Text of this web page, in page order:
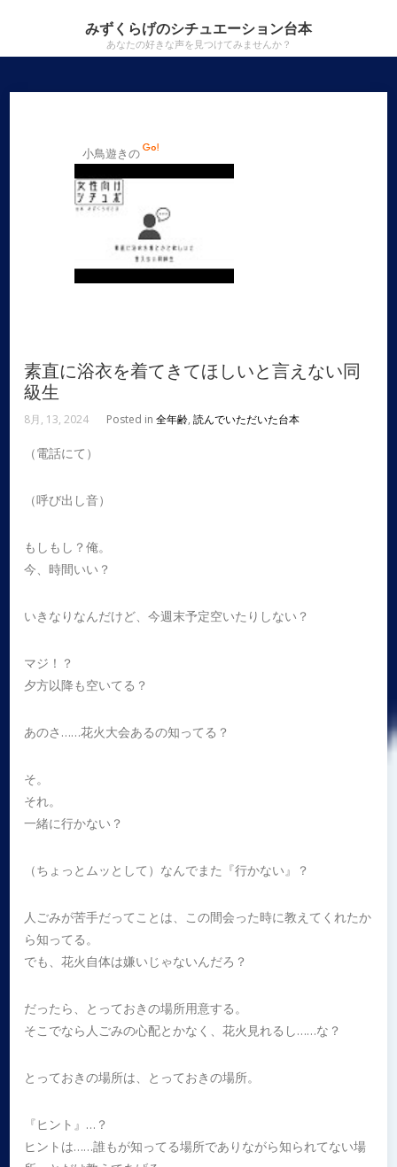
みずくらげのシチュエーション台本
あなたの好きな声を見つけてみませんか？
小鳥遊きの
素直に浴衣を着てきてほしいと言えない同
級生
8月, 13, 2024 Posted in全年齢,読んでいただいた台本
（電話にて）
（呼び出し音）
もしもし？俺。
今、時間いい？
いきなりなんだけど、今週末予定空いたりしない？
マジ！？
夕方以降も空いてる？
あのさ……花火大会あるの知ってる？
そ。
それ。
一緒に行かない？
（ちょっとムッとして）なんでまた『行かない』？
人ごみが苦手だってことは、この間会った時に教えてくれたか
ら知ってる。
でも、花火自体は嫌いじゃないんだろ？
だったら、とっておきの場所用意する。
そこでなら人ごみの心配とかなく、花火見れるし……な？
とっておきの場所は、とっておきの場所。
『ヒント』…？
ヒントは……誰もが知ってる場所でありながら知られてない場